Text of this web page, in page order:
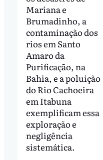
Mariana e
Brumadinho, a
contaminação dos
rios em Santo
Amaro da
Purificação, na
Bahia, e a poluição
do Rio Cachoeira
em Itabuna
exemplificam essa
exploração e
negligência
sistemática.